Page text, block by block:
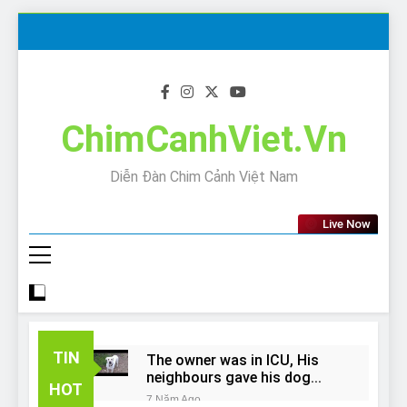
ChimCanhViet.Vn
Diễn Đàn Chim Cảnh Việt Nam
Live Now
TIN
HOT
The owner was in ICU, His
neighbours gave his dog
away!
7 Năm Ago